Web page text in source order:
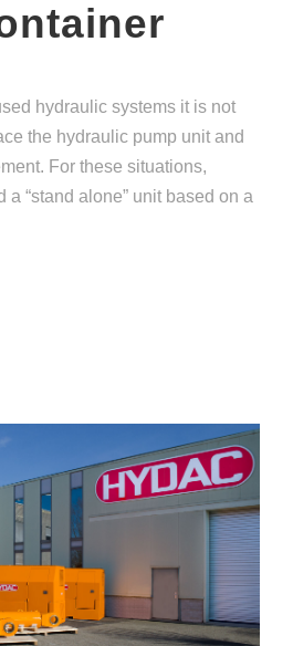
hydraulic systems it is not
the hydraulic pump unit and
For these situations,
a “stand alone” unit based on a